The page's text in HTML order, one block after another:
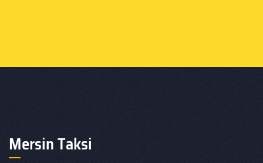
Mersin Taksi